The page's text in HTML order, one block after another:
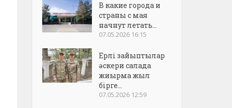
В какие города и
страны с мая
начнут летать...
07.05.2026 16:15
Ерлі зайыптылар
әскери салада
жиырма жыл
бірге...
07.05.2026 12:59